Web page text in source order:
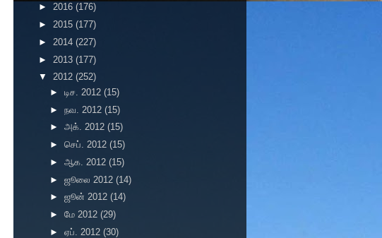
► 2016 (176)
► 2015 (177)
► 2014 (227)
► 2013 (177)
▼ 2012 (252)
► டிச. 2012 (15)
► நவ. 2012 (15)
► அக். 2012 (15)
► செப். 2012 (15)
► ஆக. 2012 (15)
► ஜூலை 2012 (14)
► ஜூன் 2012 (14)
► மே 2012 (29)
► ஏப். 2012 (30)